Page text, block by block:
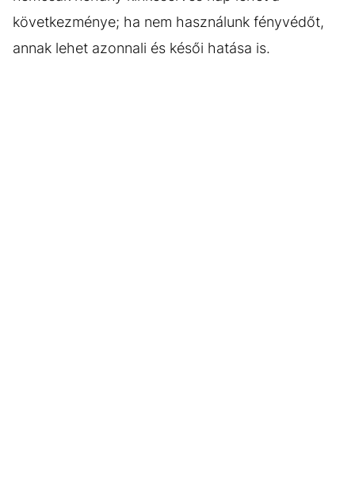
következménye; ha nem használunk fényvédőt,
annak lehet azonnali és késői hatása is.